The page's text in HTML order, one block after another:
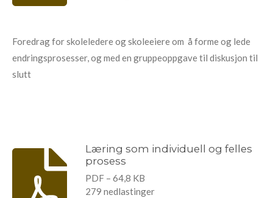
s
c
Foredrag for skoleledere og skoleeiere om å forme og lede
endringsprosesser, og med en gruppeoppgave til diskusjon til
slutt
Læring som individuell og felles
prosess
PDF – 64,8 KB
279 nedlastinger